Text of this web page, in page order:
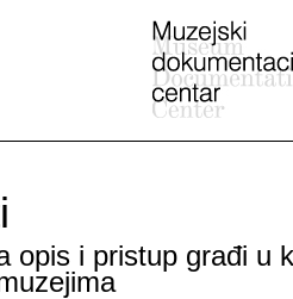
opis i pristup građi u